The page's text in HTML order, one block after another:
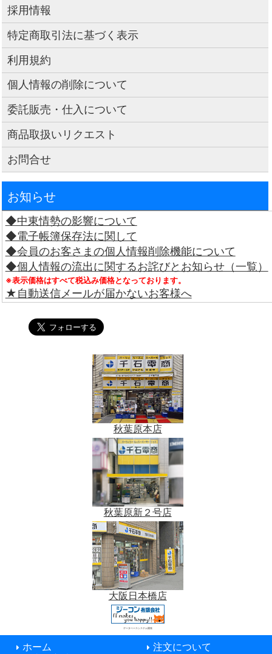
採用情報
特定商取引法に基づく表示
利用規約
個人情報の削除について
委託販売・仕入について
商品取扱いリクエスト
お問合せ
お知らせ
◆中東情勢の影響について
◆電子帳簿保存法に関して
◆会員のお客さまの個人情報削除機能について
◆個人情報の流出に関するお詫びとお知らせ（一覧）
※表示価格はすべて税込み価格となっております。
★自動送信メールが届かないお客様へ
秋葉原本店
秋葉原新２号店
大阪日本橋店
データベースシステム開発
ホーム
注文について